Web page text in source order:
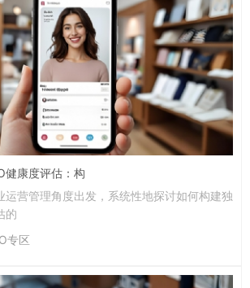
健康度评估：构
运营管理角度出发，系统性地探讨如何构建独
的
专区